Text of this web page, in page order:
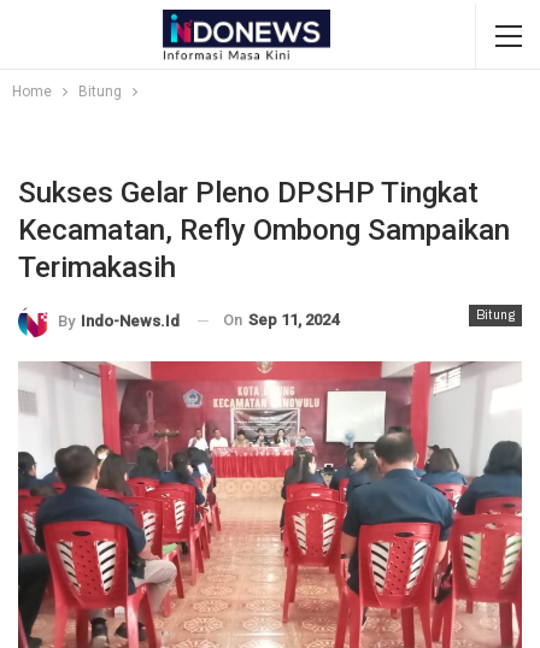
Home Bitung
Sukses Gelar Pleno DPSHP Tingkat
Kecamatan, Refly Ombong Sampaikan
Terimakasih
Bitung
By Indo-News.id On Sep 11, 2024